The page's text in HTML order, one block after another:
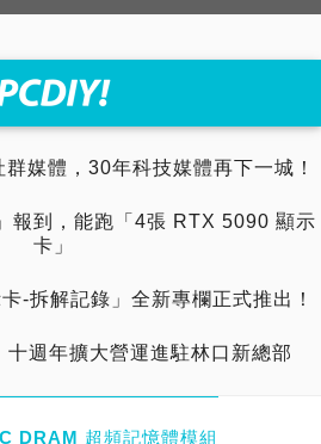
媒體，30年科技媒體再下一城！
報到，能跑「4張 RTX 5090 顯示
卡」
-拆解記錄」全新專欄正式推出！
十週年擴大營運進駐林口新總部
DRAM 超頻記憶體模組